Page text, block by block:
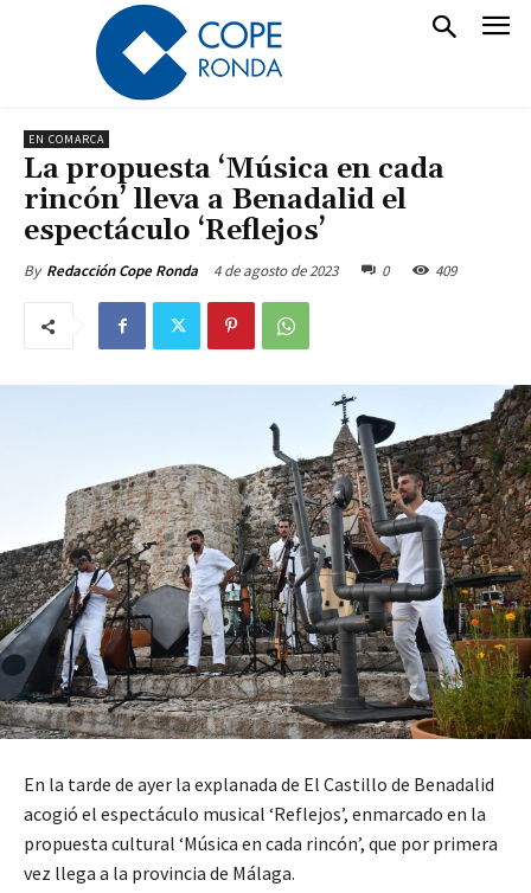
EN COMARCA
La propuesta ‘Música en cada
rincón’ lleva a Benadalid el
espectáculo ‘Reflejos’
By Redacción Cope Ronda 4 de agosto de 2023 0 409
En la tarde de ayer la explanada de El Castillo de Benadalid
acogió el espectáculo musical ‘Reflejos’, enmarcado en la
propuesta cultural ‘Música en cada rincón’, que por primera
vez llega a la provincia de Málaga.